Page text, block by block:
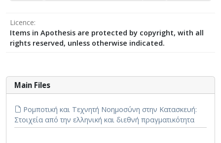
Licence
Items in Apothesis are protected by copyright, with all
rights reserved, unless otherwise indicated.
Main Files
Ρομποτική και Τεχνητή Νοημοσύνη στην Κατασκευή:
Στοιχεία από την ελληνική και διεθνή πραγματικότητα